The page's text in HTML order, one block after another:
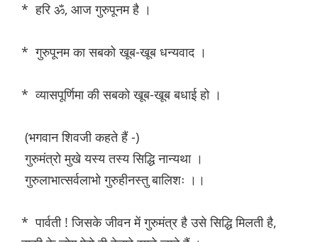
* हरि ॐ, आज गुरुपूनम है ।
* गुरुपूनम का सबको खूब-खूब धन्यवाद ।
* व्यासपूर्णिमा की सबको खूब-खूब बधाई हो ।
(भगवान शिवजी कहते हैं -)
गुरुमंत्रो मुखे यस्य तस्य सिद्धि नान्यथा ।
गुरुलाभात्सर्वलाभो गुरुहीनस्तु बालिशः ।।
* पार्वती ! जिसके जीवन में गुरुमंत्र है उसे सिद्धि मिलती है,